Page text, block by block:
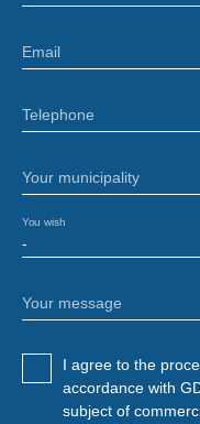
Email
Telephone
Your municipality
-
You wish
Your message
I agree to the
accordance with
subject of